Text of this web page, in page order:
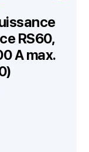
RS60,
A max.